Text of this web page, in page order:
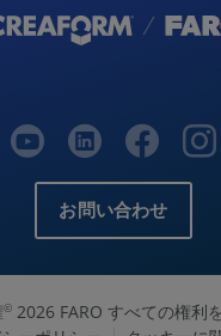
お問い合わせ
©2026 FARO すべての権利を